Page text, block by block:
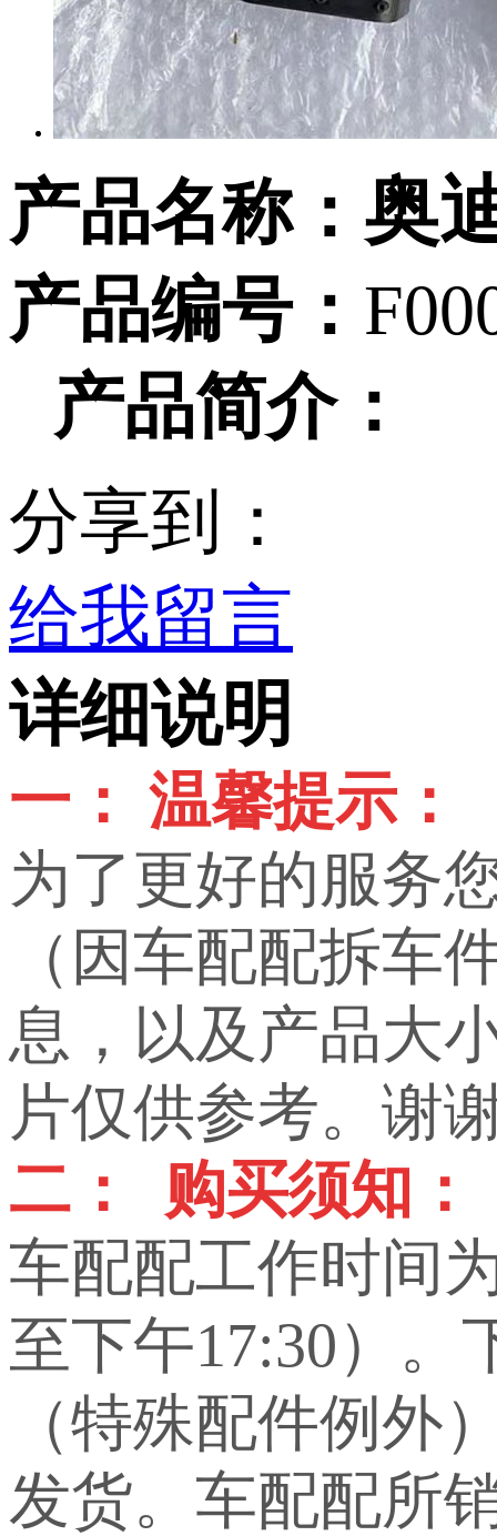
产品名称： 奥
产品编号：
产品简介：
分享到：
给我留言
详细说明
一： 温馨提示：
为了更好的服务
（因车配配拆车
息，以及产品大
片仅供参考。谢
二： 购买须知：
车配配工作时间
至下午17:30）。
（特殊配件例外
发货。车配配所